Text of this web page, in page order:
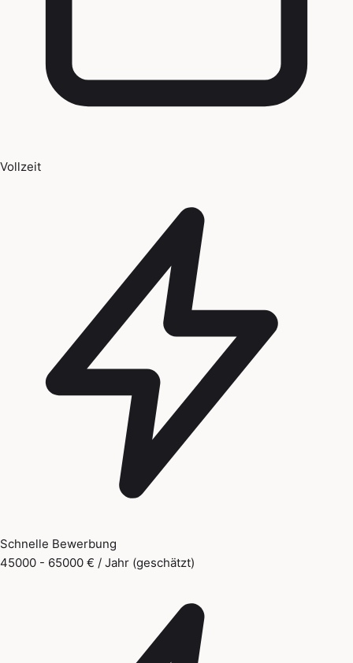
Vollzeit
Schnelle Bewerbung
45000 - 65000 € / Jahr (geschätzt)